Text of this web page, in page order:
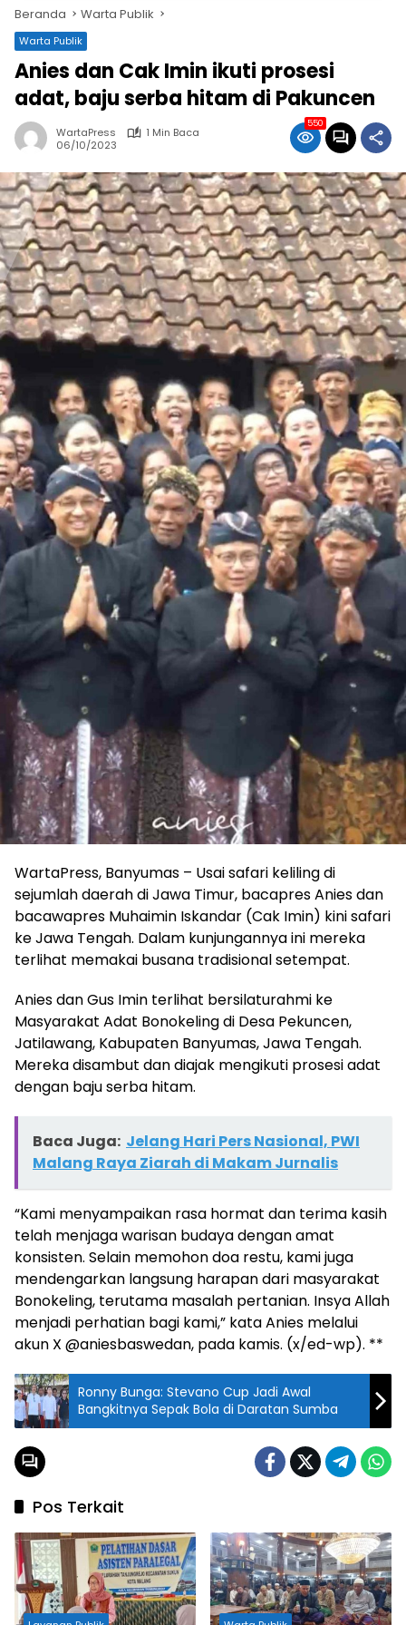
Beranda Warta Publik
Warta Publik
Anies dan Cak Imin ikuti prosesi
adat, baju serba hitam di Pakuncen
WartaPress
1 Min Baca
06/10/2023
550
WartaPress, Banyumas – Usai safari keliling di
sejumlah daerah di Jawa Timur, bacapres Anies dan
bacawapres Muhaimin Iskandar (Cak Imin) kini safari
ke Jawa Tengah. Dalam kunjungannya ini mereka
terlihat memakai busana tradisional setempat.
Anies dan Gus Imin terlihat bersilaturahmi ke
Masyarakat Adat Bonokeling di Desa Pekuncen,
Jatilawang, Kabupaten Banyumas, Jawa Tengah.
Mereka disambut dan diajak mengikuti prosesi adat
dengan baju serba hitam.
Baca Juga: Jelang Hari Pers Nasional, PWI
Malang Raya Ziarah di Makam Jurnalis
“Kami menyampaikan rasa hormat dan terima kasih
telah menjaga warisan budaya dengan amat
konsisten. Selain memohon doa restu, kami juga
mendengarkan langsung harapan dari masyarakat
Bonokeling, terutama masalah pertanian. Insya Allah
menjadi perhatian bagi kami,” kata Anies melalui
akun X @aniesbaswedan, pada kamis. (x/ed-wp). **
Ronny Bunga: Stevano Cup Jadi Awal
Bangkitnya Sepak Bola di Daratan Sumba
Pos Terkait